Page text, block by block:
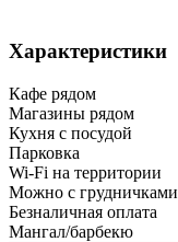
Характеристики
Кафе рядом
Магазины рядом
Кухня с посудой
Парковка
Wi-Fi на территории
Можно с грудничками
Безналичная оплата
Мангал/барбекю